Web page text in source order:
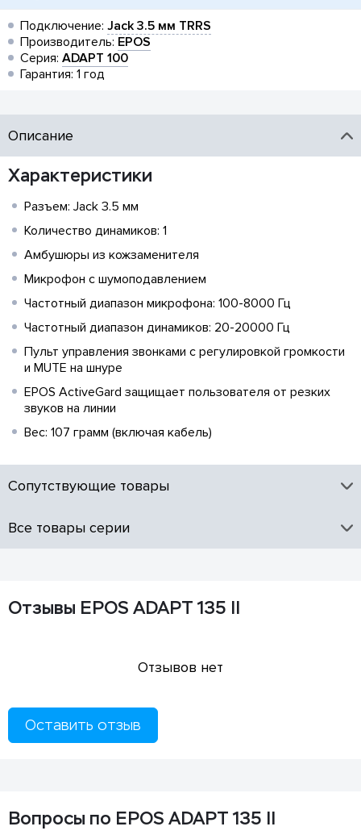
Подключение: Jack 3.5 мм TRRS
Производитель: EPOS
Серия: ADAPT 100
Гарантия: 1 год
Описание
Характеристики
Разъем: Jack 3.5 мм
Количество динамиков: 1
Амбушюры из кожзаменителя
Микрофон с шумоподавлением
Частотный диапазон микрофона: 100-8000 Гц
Частотный диапазон динамиков: 20-20000 Гц
Пульт управления звонками с регулировкой громкости
и MUTE на шнуре
EPOS ActiveGard защищает пользователя от резких
звуков на линии
Вес: 107 грамм (включая кабель)
Сопутствующие товары
Все товары серии
Отзывы EPOS ADAPT 135 II
Отзывов нет
Оставить отзыв
Вопросы по EPOS ADAPT 135 II